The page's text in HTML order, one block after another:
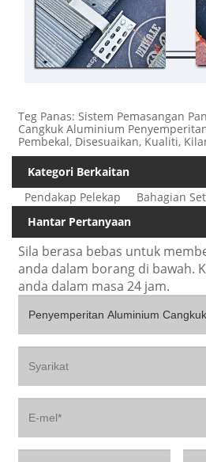
Teg Panas: Sistem Pemasangan
Cangkuk Aluminium
Pembekal, Disesuaikan, Kualiti,
Kategori Berkaitan
Pendakap Pelekap
Bahagian
Hantar Pertanyaan
Sila berasa bebas untuk
anda dalam borang di bawah.
anda dalam masa 24 jam.